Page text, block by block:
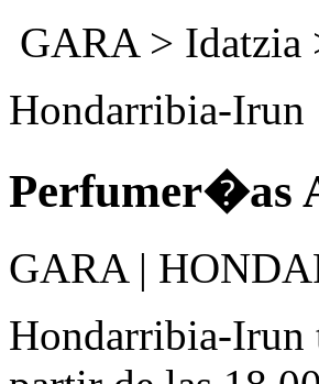
GARA> Idatzia
Hondarribia-Irun
Perfumer�as
GARA |
Hondarribia-Irun